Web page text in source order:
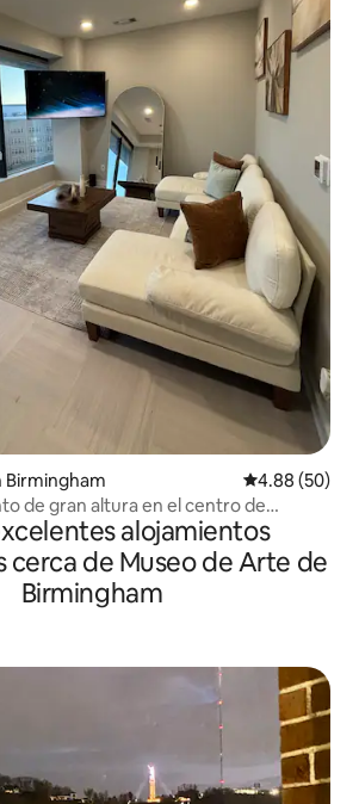
Calificación
4.88 (50)
de gran altura en el centro de
alojamientos
cerca de Museo de Arte de
Birmingham